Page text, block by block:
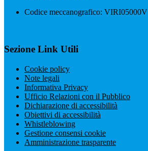
Codice meccanografico: VIRI05000V
Sezione Link Utili
Cookie policy
Note legali
Informativa Privacy
Ufficio Relazioni con il Pubblico
Dichiarazione di accessibilità
Obiettivi di accessibilità
Whistleblowing
Gestione consensi cookie
Amministrazione trasparente